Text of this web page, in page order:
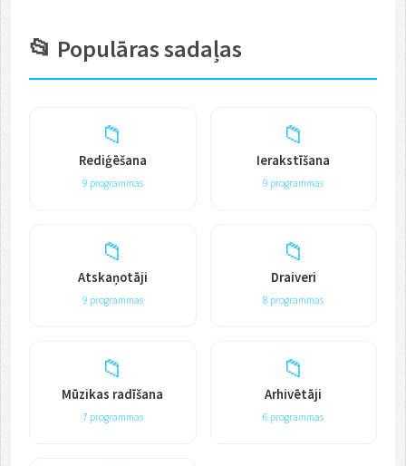
📂 Populāras sadaļas
📁
Rediģēšana
9 programmas
📁
Ierakstīšana
9 programmas
📁
Atskaņotāji
9 programmas
📁
Draiveri
8 programmas
📁
Mūzikas radīšana
7 programmas
📁
Arhivētāji
6 programmas